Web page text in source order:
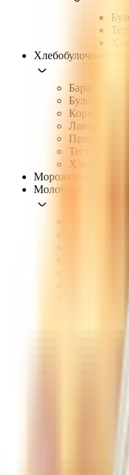
Хлебобулочные
Баранки,
Булочки,
Коржи для
Лаваш
Пряники
Тесто
Хлеб, батон,
Мороженое
Молочные
Молочные
Сливочное
Творог,
Творожки,